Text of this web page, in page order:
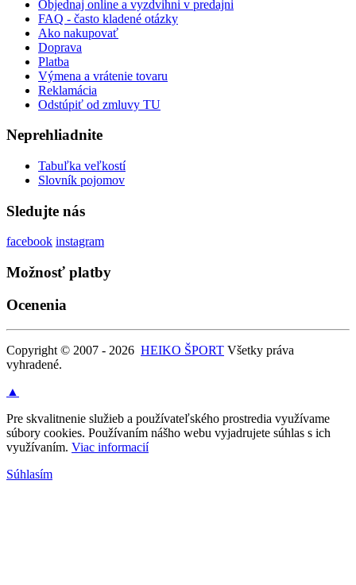
Objednaj online a vyzdvihni v predajni
FAQ - často kladené otázky
Ako nakupovať
Doprava
Platba
Výmena a vrátenie tovaru
Reklamácia
Odstúpiť od zmluvy TU
Neprehliadnite
Tabuľka veľkostí
Slovník pojomov
Sledujte nás
facebook instagram
Možnosť platby
Ocenenia
Copyright © 2007 - 2026 HEIKO ŠPORT Všetky práva
vyhradené.
▲
Pre skvalitnenie služieb a používateľského prostredia využívame
súbory cookies. Používaním nášho webu vyjadrujete súhlas s ich
využívaním. Viac informacií
Súhlasím